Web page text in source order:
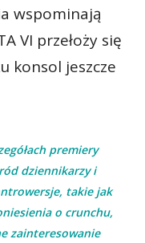
wspominają
VI przełoży się
konsol jeszcze
premiery
dziennikarzy i
takie jak
o crunchu,
zainteresowanie